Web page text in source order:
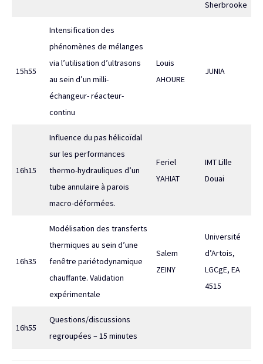
Sherbrooke
15h55
Intensification des
phénomènes de mélanges
via l’utilisation d’ultrasons
au sein d’un milli-
échangeur- réacteur-
continu
Louis
AHOURE
JUNIA
16h15
Influence du pas hélicoïdal
sur les performances
thermo-hydrauliques d’un
tube annulaire à parois
macro-déformées.
Feriel
YAHIAT
IMT Lille
Douai
16h35
Modélisation des transferts
thermiques au sein d’une
fenêtre pariétodynamique
chauffante. Validation
expérimentale
Salem
ZEINY
Université
d’Artois,
LGCgE, EA
4515
16h55
Questions/discussions
regroupées – 15 minutes